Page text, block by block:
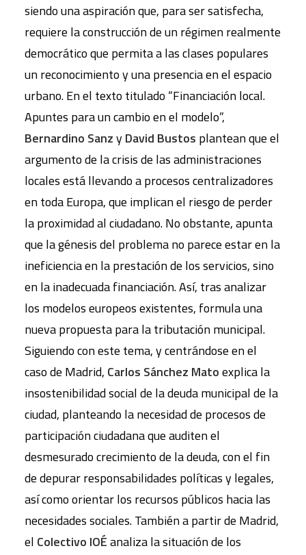
siendo una aspiración que, para ser satisfecha,
requiere la construcción de un régimen realmente
democrático que permita a las clases populares
un reconocimiento y una presencia en el espacio
urbano. En el texto titulado “Financiación local.
Apuntes para un cambio en el modelo”,
Bernardino SanzyDavid Bustos plantean que el
argumento de la crisis de las administraciones
locales está llevando a procesos centralizadores
en toda Europa, que implican el riesgo de perder
la proximidad al ciudadano. No obstante, apunta
que la génesis del problema no parece estar en la
ineficiencia en la prestación de los servicios, sino
en la inadecuada financiación. Así, tras analizar
los modelos europeos existentes, formula una
nueva propuesta para la tributación municipal.
Siguiendo con este tema, y centrándose en el
caso de Madrid, Carlos Sánchez Matoexplica la
insostenibilidad social de la deuda municipal de la
ciudad, planteando la necesidad de procesos de
participación ciudadana que auditen el
desmesurado crecimiento de la deuda, con el fin
de depurar responsabilidades políticas y legales,
así como orientar los recursos públicos hacia las
necesidades sociales. También a partir de Madrid,
el Colectivo IOÉanaliza la situación de los